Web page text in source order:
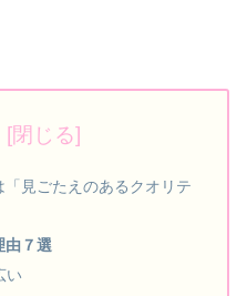
見ごたえのあるクオリテ
由７選
い